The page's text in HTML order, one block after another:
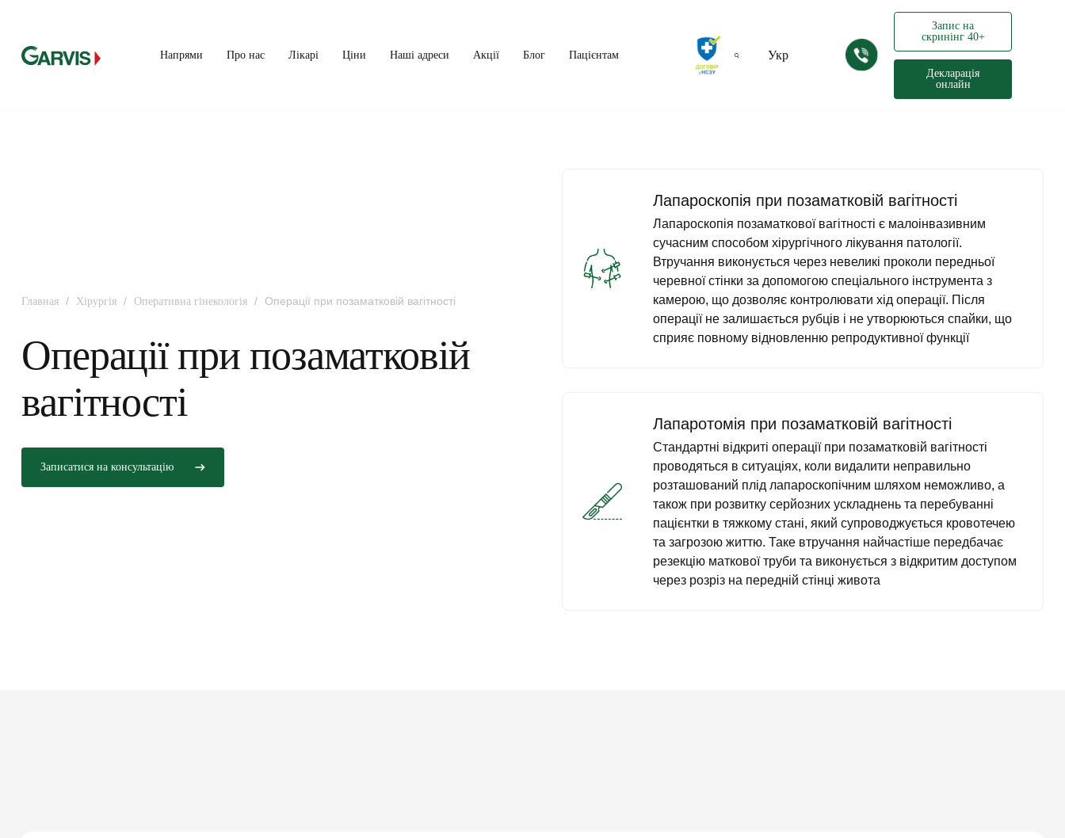
Напрями Про нас Лікарі Ціни Наші адреси Акції Блог Пацієнтам Укр
Запис на
скринінг 40+
Декларація
онлайн
Главная / Хірургія / Оперативна гінекологія / Операції при позаматковій вагітності
Операції при позаматковій
вагітності
Записатися на консультацію
Лапароскопія при позаматковій вагітності
Лапароскопія позаматкової вагітності є малоінвазивним
сучасним способом хірургічного лікування патології.
Втручання виконується через невеликі проколи передньої
черевної стінки за допомогою спеціального інструмента з
камерою, що дозволяє контролювати хід операції. Після
операції не залишається рубців і не утворюються спайки, що
сприяє повному відновленню репродуктивної функції
Лапаротомія при позаматковій вагітності
Стандартні відкриті операції при позаматковій вагітності
проводяться в ситуаціях, коли видалити неправильно
розташований плід лапароскопічним шляхом неможливо, а
також при розвитку серйозних ускладнень та перебуванні
пацієнтки в тяжкому стані, який супроводжується кровотечею
та загрозою життю. Таке втручання найчастіше передбачає
резекцію маткової труби та виконується з відкритим доступом
через розріз на передній стінці живота